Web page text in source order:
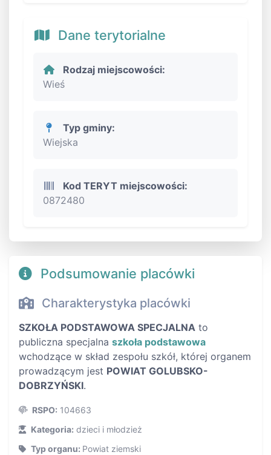
Dane terytorialne
Rodzaj miejscowości:
Wieś
Typ gminy:
Wiejska
Kod TERYT miejscowości:
0872480
Podsumowanie placówki
Charakterystyka placówki
SZKOŁA PODSTAWOWA SPECJALNA to
publiczna specjalna szkoła podstawowa
wchodzące w skład zespołu szkół, której organem
prowadzącym jest POWIAT GOLUBSKO-
DOBRZYŃSKI.
RSPO: 104663
Kategoria: dzieci i młodzież
Typ organu: Powiat ziemski